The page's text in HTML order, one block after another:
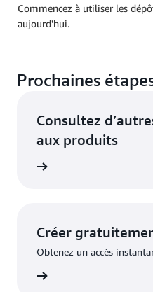
Commencez à utiliser les
aujourd'hui.
Prochaines
Consultez
aux produits
Créer
Obtenez un accès